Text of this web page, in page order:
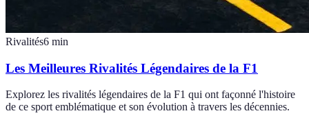
Rivalités6 min
Les Meilleures Rivalités Légendaires de la F1
Explorez les rivalités légendaires de la F1 qui ont façonné l'histoire
de ce sport emblématique et son évolution à travers les décennies.